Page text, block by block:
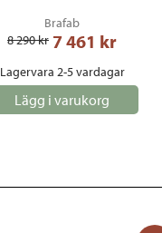
Brafab
8 290 kr 7 461 kr
Lagervara 2-5 vardagar
Lägg i varukorg